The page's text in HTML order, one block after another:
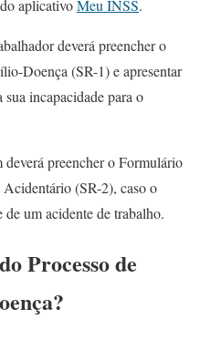
aplicativoMeu INSS.
deverá preencher o
Doença (SR-1) e apresentar
incapacidade para o
preencher o Formulário
(SR-2), caso o
de um acidente de trabalho.
Processo de